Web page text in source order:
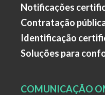
Notificações
Contratação
Identificação
Soluções para
COMUNICAÇÃO